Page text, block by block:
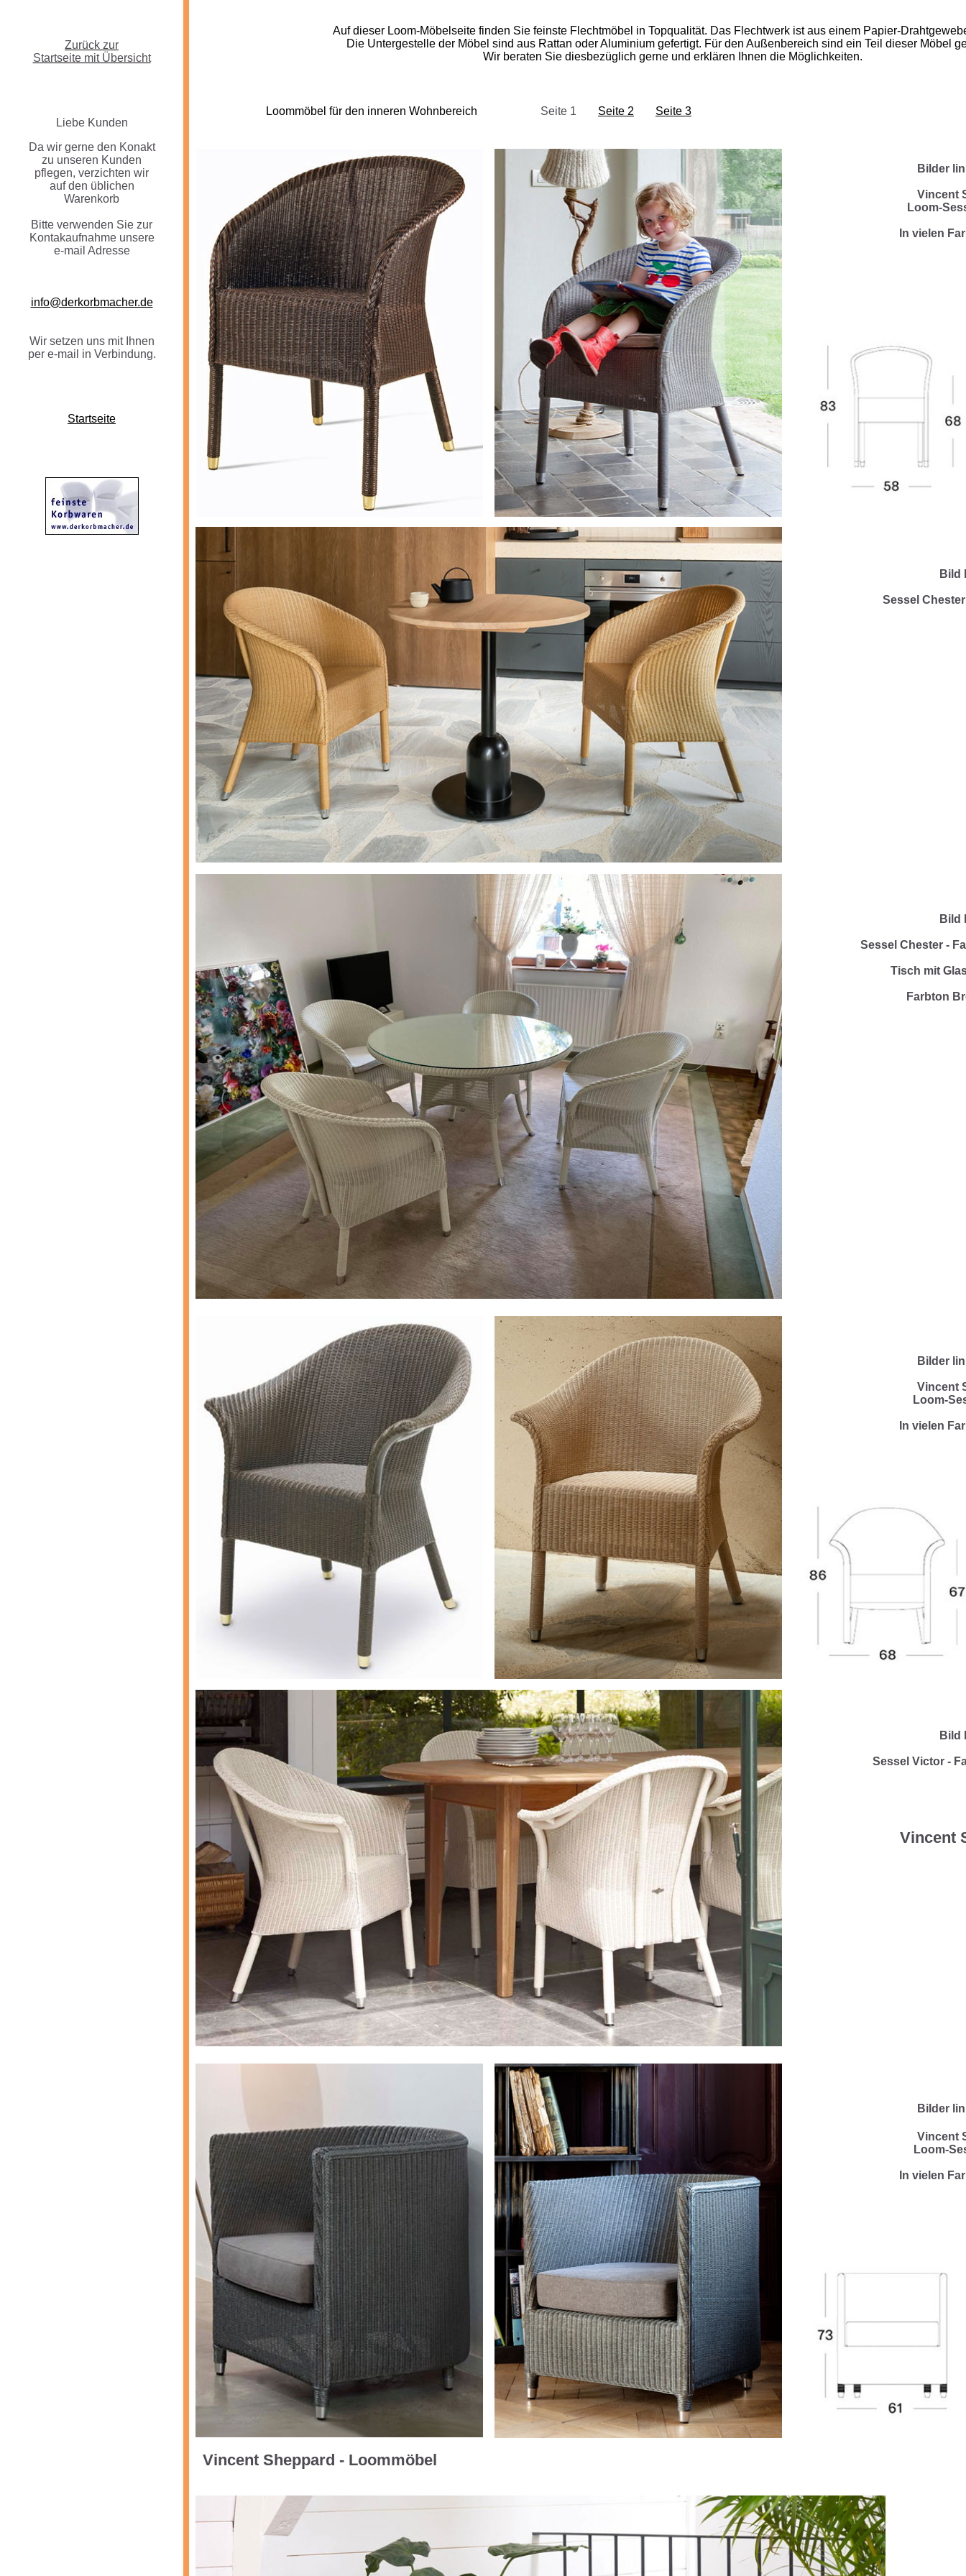
Seite 1 Seite 2
Bilder
Vincent
Loom-
In vielen
Bilder
Vincent
Loom-
In vielen
Bilder
Vincent
Loom-
In vielen
Vincent Sheppard - Loommöbel
Bild
Sessel Chester -
Tisch mit
Farbton
Bild
Sessel
Bild
Sessel Victor -
Vincent
Zurück zur
Startseite mit Übersicht
Liebe Kunden
Da wir gerne den Konakt
zu unseren Kunden
pflegen, verzichten wir
auf den üblichen
Warenkorb
Bitte verwenden Sie zur
Kontakaufnahme unsere
e-mail Adresse
info@derkorbmacher.de
Wir setzen uns mit Ihnen
per e-mail in Verbindung.
Startseite
Auf dieser Loom-Möbelseite finden Sie feinste Flechtmöbel in Topqualität. Das Flechtwerk ist aus einem Papier-
Die Untergestelle der Möbel sind aus Rattan oder Aluminium gefertigt. Für den Außenbereich sind ein Teil dieser Möbel
Wir beraten Sie diesbezüglich gerne und erklären Ihnen die Möglichkeiten.
Loommöbel für den inneren Wohnbereich Seite 3